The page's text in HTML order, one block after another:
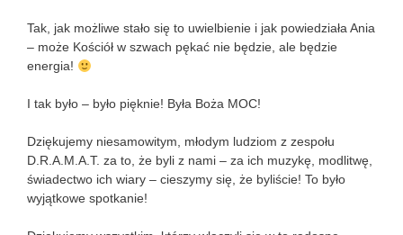
Tak, jak możliwe stało się to uwielbienie i jak powiedziała Ania
– może Kościół w szwach pękać nie będzie, ale będzie
energia!
I tak było – było pięknie! Była Boża MOC!
Dziękujemy niesamowitym, młodym ludziom z zespołu
D.R.A.M.A.T. za to, że byli z nami – za ich muzykę, modlitwę,
świadectwo ich wiary – cieszymy się, że byliście! To było
wyjątkowe spotkanie!